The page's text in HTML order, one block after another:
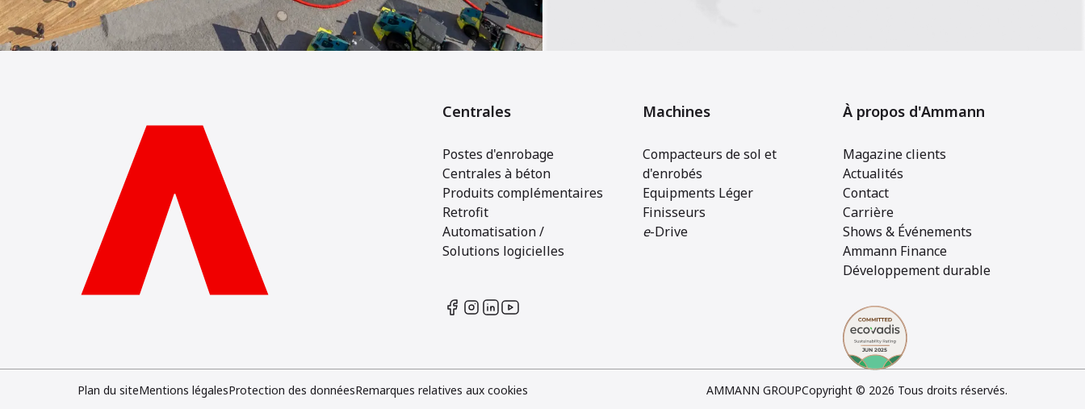
Centrales
Postes d'enrobage
Centrales à béton
Produits complémentaires
Retrofit
Automatisation /
Solutions logicielles
Machines
Compacteurs de sol et
d'enrobés
Equipments Léger
Finisseurs
e-Drive
À propos d'Ammann
Magazine clients
Actualités
Contact
Carrière
Shows & Événements
Ammann Finance
Développement durable
Plan du siteMentions légalesProtection des donnéesRemarques relatives aux cookies AMMANN GROUPCopyright © 2026 Tous droits réservés.